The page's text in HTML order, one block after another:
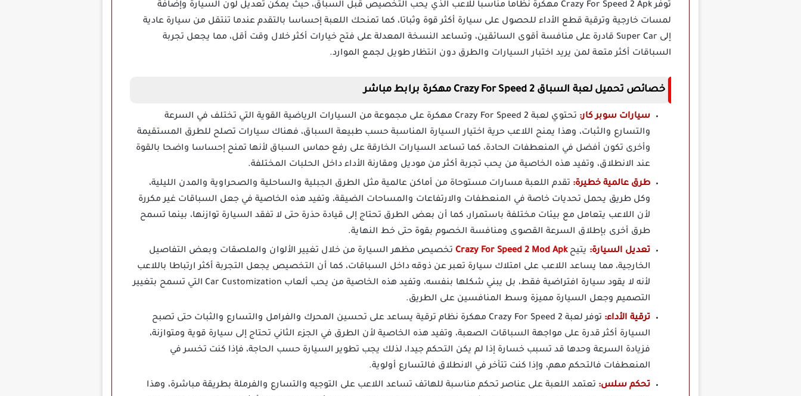
توفر Crazy For Speed 2 Apk مهكرة نظاما مناسبا للاعب الذي يحب التخصيص قبل السباق، حيث يمكن تعديل لون السيارة وإضافة
لمسات خارجية وترقية قطع الأداء للحصول على سيارة أكثر قوة وثباتا، كما تمنحك اللعبة إحساسا بالتقدم عندما تنتقل من سيارة عادية
إلى Super Car قادرة على منافسة أقوى السائقين، وتساعد النسخة المعدلة على فتح خيارات أكثر خلال وقت أقل، مما يجعل تجربة
السباقات أكثر متعة لمن يريد اختبار السيارات والطرق دون انتظار طويل لجمع الموارد.
خصائص تحميل لعبة السباق Crazy For Speed 2 مهكرة برابط مباشر
سيارات سوبر كار:
تحتوي لعبة Crazy For Speed 2 مهكرة على مجموعة من السيارات الرياضية القوية التي تختلف في السرعة
والتسارع والثبات، وهذا يمنح اللاعب حرية اختيار السيارة المناسبة حسب طبيعة السباق، فهناك سيارات تصلح للطرق المستقيمة
وأخرى تكون أفضل في المنعطفات الحادة، كما تساعد السيارات الخارقة على رفع حماس السباق لأنها تمنح إحساسا واضحا بالقوة
عند الانطلاق، وتفيد هذه الخاصية من يحب تجربة أكثر من موديل ومقارنة الأداء داخل الحلبات المختلفة.
طرق عالمية خطيرة: تقدم اللعبة مسارات مستوحاة من أماكن عالمية مثل الطرق الجبلية والساحلية والصحراوية والمدن الليلية،
وكل طريق يحمل تحديات خاصة في المنعطفات والارتفاعات والمساحات الضيقة، وتفيد هذه الخاصية في جعل السباقات غير مكررة
لأن اللاعب يتعامل مع بيئات مختلفة باستمرار، كما أن بعض الطرق تحتاج إلى قيادة حذرة حتى لا تفقد السيارة توازنها، بينما تسمح
طرق أخرى بإطلاق السرعة القصوى ومنافسة الخصوم بقوة حتى خط النهاية.
تعديل السيارة: يتيح Crazy For Speed 2 Mod Apk
تخصيص مظهر السيارة من خلال تغيير الألوان والملصقات وبعض التفاصيل
الخارجية، مما يساعد اللاعب على امتلاك سيارة تعبر عن ذوقه داخل السباقات، كما أن التخصيص يجعل التجربة أكثر ارتباطا باللاعب
لأنه لا يقود سيارة افتراضية فقط، بل يبني شكلها بنفسه، وتفيد هذه الخاصية من يحب ألعاب Car Customization التي تسمح بتغيير
التصميم وجعل السيارة مميزة وسط المنافسين على الطريق.
ترقية الأداء:
توفر لعبة Crazy For Speed 2 مهكرة نظام ترقية يساعد على تحسين المحرك والفرامل والتسارع والثبات حتى تصبح
السيارة أكثر قدرة على مواجهة السباقات الصعبة، وتفيد هذه الخاصية لأن الطرق في الجزء الثاني تحتاج إلى سيارة قوية ومتوازنة،
فزيادة السرعة وحدها قد تسبب خسارة إذا لم يكن التحكم جيدا، لذلك يجب تطوير السيارة حسب الحاجة، فإذا كنت تخسر في
المنعطفات فالتحكم مهم، وإذا كنت تتأخر في الانطلاق فالتسارع أولوية.
تحكم سلس: تعتمد اللعبة على عناصر تحكم مناسبة للهاتف تساعد اللاعب على التوجيه والتسارع والفرملة بطريقة مباشرة، وهذا